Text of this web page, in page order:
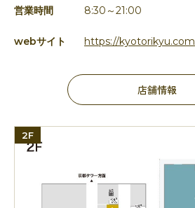
営業時間 8:30～21:00
webサイト https://kyotorikyu.com
店舗情報
2F